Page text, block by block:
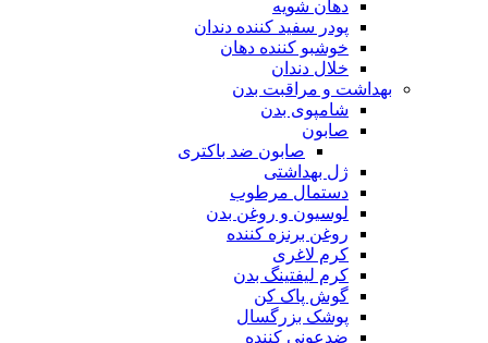
دهان شویه
پودر سفید کننده دندان
خوشبو کننده دهان
خلال دندان
بهداشت و مراقبت بدن
شامپوی بدن
صابون
صابون ضد باکتری
ژل بهداشتی
دستمال مرطوب
لوسیون و روغن بدن
روغن برنزه کننده
کرم لاغری
کرم لیفتینگ بدن
گوش پاک کن
پوشک بزرگسال
ضدعونی کننده